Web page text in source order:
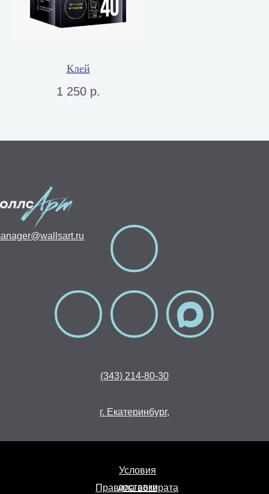
Клей
1 250 р.
(343) 214-80-30
г. Екатеринбург,
Условия
доставки
Правила возврата